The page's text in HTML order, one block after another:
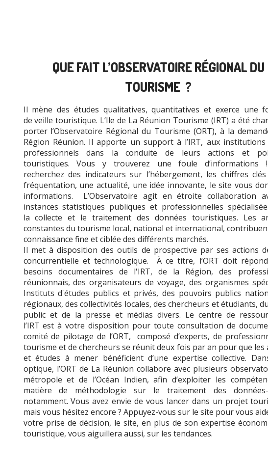
QUE FAIT L’OBSERVATOIRE RÉGIONAL DU
TOURISME ?
Il mène des études qualitatives, quantitatives et exerce une
de veille touristique. L’Ile de La Réunion Tourisme (IRT) a été
porter l’Observatoire Régional du Tourisme (ORT), à la
Région Réunion. Il apporte un support à l’IRT, aux
professionnels dans la conduite de leurs actions et
touristiques. Vous y trouverez une foule d’informations
recherchez des indicateurs sur l’hébergement, les chiffres
fréquentation, une actualité, une idée innovante, le site vous
informations. L’Observatoire agit en étroite collaboration
instances statistiques publiques et professionnelles
la collecte et le traitement des données touristiques. Les
constantes du tourisme local, national et international,
connaissance fine et ciblée des différents marchés.
Il met à disposition des outils de prospective par ses actions
concurrentielle et technologique. À ce titre, l’ORT doit
besoins documentaires de l'IRT, de la Région, des
réunionnais, des organisateurs de voyage, des organismes
Instituts d'études publics et privés, des pouvoirs publics
régionaux, des collectivités locales, des chercheurs et étudiants,
public et de la presse et médias divers. Le centre de
l’IRT est à votre disposition pour toute consultation de
comité de pilotage de l’ORT, composé d’experts, de
tourisme et de chercheurs se réunit deux fois par an pour que les
et études à mener bénéficient d’une expertise collective.
optique, l’ORT de La Réunion collabore avec plusieurs
métropole et de l’Océan Indien, afin d’exploiter les
matière de méthodologie sur le traitement des données-
notamment. Vous avez envie de vous lancer dans un projet
mais vous hésitez encore ? Appuyez-vous sur le site pour vous
votre prise de décision, le site, en plus de son expertise
touristique, vous aiguillera aussi, sur les tendances.